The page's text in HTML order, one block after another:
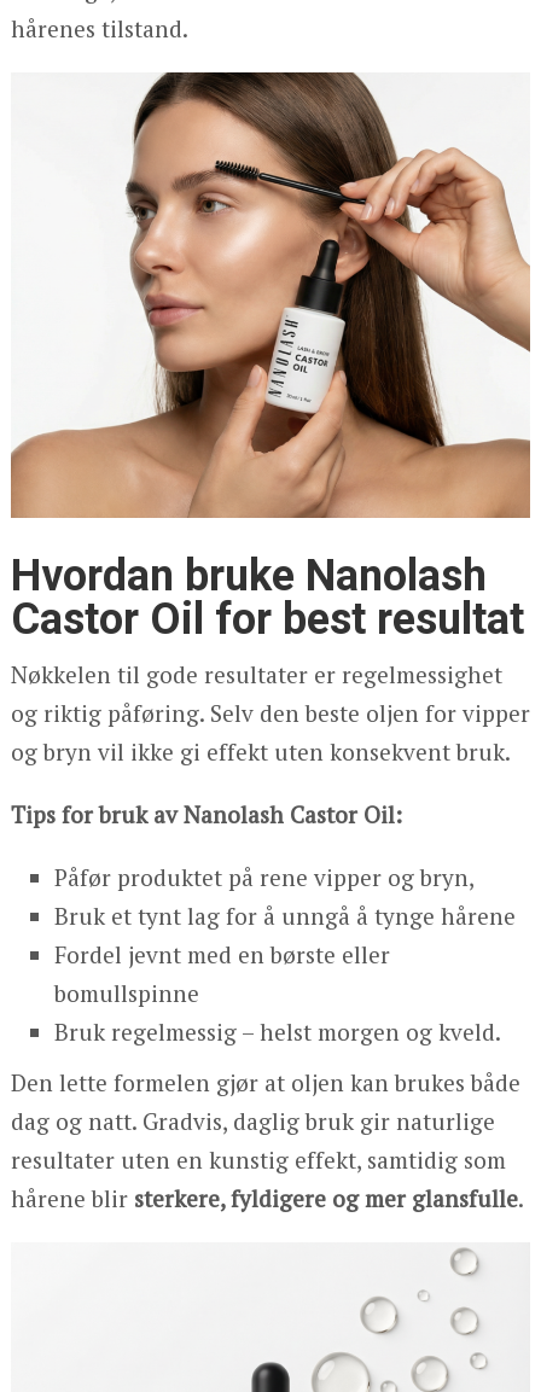
hårenes tilstand.
Hvordan bruke Nanolash
Castor Oil for best resultat
Nøkkelen til gode resultater er regelmessighet
og riktig påføring. Selv den beste oljen for vipper
og bryn vil ikke gi effekt uten konsekvent bruk.
Tips for bruk av Nanolash Castor Oil:
Påfør produktet på rene vipper og bryn,
Bruk et tynt lag for å unngå å tynge hårene
Fordel jevnt med en børste eller
bomullspinne
Bruk regelmessig – helst morgen og kveld.
Den lette formelen gjør at oljen kan brukes både
dag og natt. Gradvis, daglig bruk gir naturlige
resultater uten en kunstig effekt, samtidig som
hårene blir sterkere, fyldigere og mer glansfulle.